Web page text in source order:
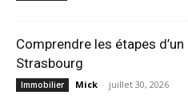
Comprendre les étapes
Strasbourg
Immobilier Mick - juillet 30, 2026